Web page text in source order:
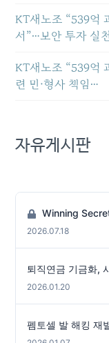
KT새노조 “539억
서”…보안 투자 실
KT새노조 “539억
련 민·형사 책임…
자유게시판
Winning
2026.07.18
퇴직연금 기금화,
2026.01.20
펨토셀 발 해킹 재